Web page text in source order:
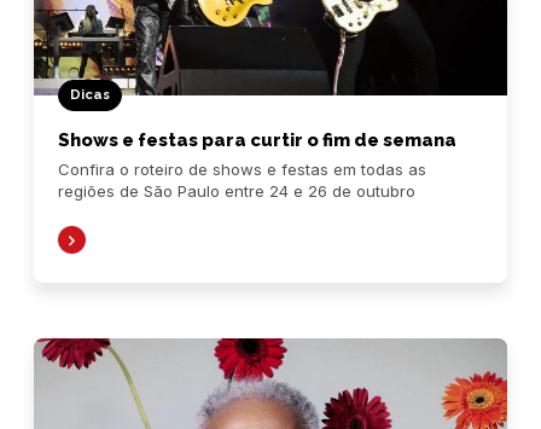
Dicas
Shows e festas para curtir o fim de semana
Confira o roteiro de shows e festas em todas as
regiões de São Paulo entre 24 e 26 de outubro